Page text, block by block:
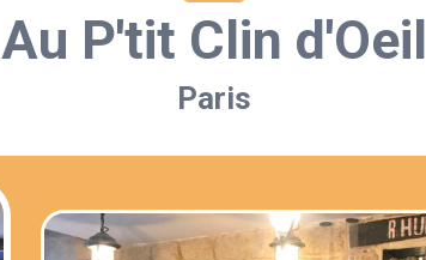
Au P'tit Clin d'Oeil
Paris